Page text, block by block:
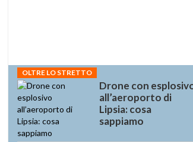
OLTRE LO STRETTO
Drone con
all’aeroporto di
Lipsia: cosa
sappiamo